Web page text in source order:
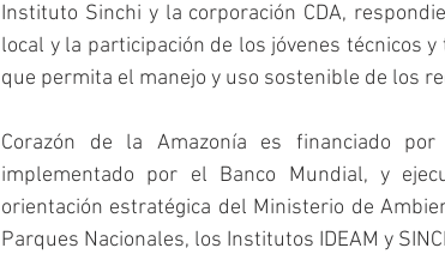
Instituto Sinchi y la corporación CDA,
local y la participación de los jóvenes técnicos
que permita el manejo y uso sostenible de los
Corazón de la Amazonía es financiado
implementado por el Banco Mundial, y
orientación estratégica del Ministerio de
Parques Nacionales, los Institutos IDEAM y